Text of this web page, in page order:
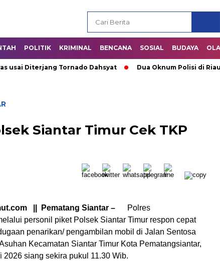
POLITIK KRIMINAL BENCANA SOSIAL BUDAYA
Diterjang Tornado Dahsyat Dua Oknum Polisi di Riau
Siantar Timur Cek TKP
|| Pematang Siantar –
Polres
personil piket Polsek Siantar Timur respon cepat
penarikan/ pengambilan mobil di Jalan Sentosa
Kecamatan Siantar Timur Kota Pematangsiantar,
2026 siang sekira pukul 11.30 Wib.